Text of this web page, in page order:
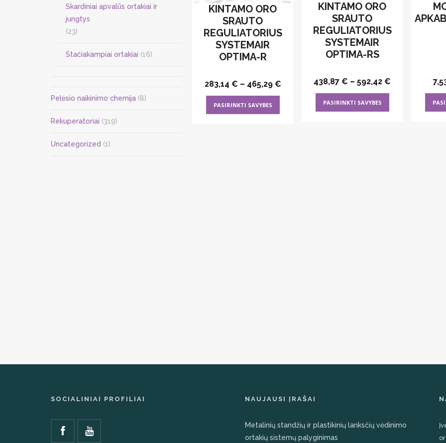
KINTAMO ORO
SRAUTO
REGULIATORIUS
SYSTEMAIR
OPTIMA-R
283,14 € – 465,29 €
PASIRINKTI SAVYBES
product
KINTAMO ORO
SRAUTO
REGULIATORIUS
SYSTEMAIR
OPTIMA-RS
438,87 € –592,42 €
PASIRINKTI SAVYBES
product
Skardiniai apvalūs ortakiai ir
jungtys
(23)
Stačiakampiai ortakiai (16)
Pelėsio naikinimo chemija (8)
Rekuperatoriai (319)
Uncategorized (1)
SOCIALINIAI PROFILIAI NAUJAUSI ĮRAŠAI
Metalinių standžių ir plastikinių lanksčių vėdinimo
ortakių sistemų palyginimas